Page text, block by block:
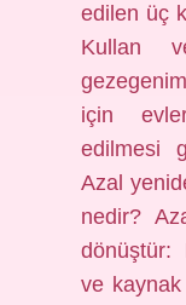
edilen üç
Kullan
için
edilmesi
Azal
nedir?
dönüştür:
ve kaynak